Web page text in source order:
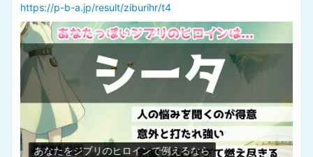
https://p-b-a.jp/result/ziburihr/t4
あなたをジブリのヒロインで例えるなら